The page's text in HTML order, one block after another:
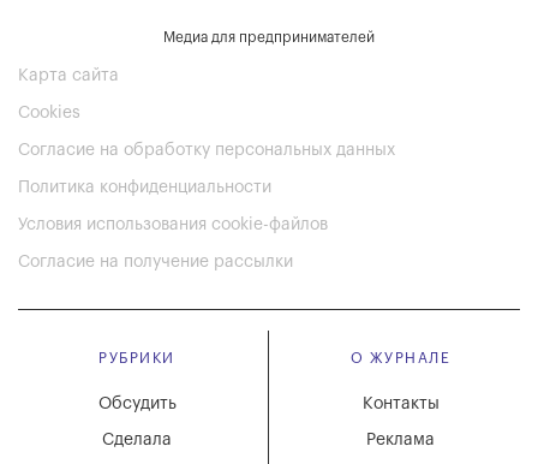
Медиа для предпринимателей
Карта сайта
Cookies
Согласие на обработку персональных данных
Политика конфиденциальности
Условия использования cookie-файлов
Согласие на получение рассылки
РУБРИКИ
Обсудить
Сделала
О ЖУРНАЛЕ
Реклама
Контакты